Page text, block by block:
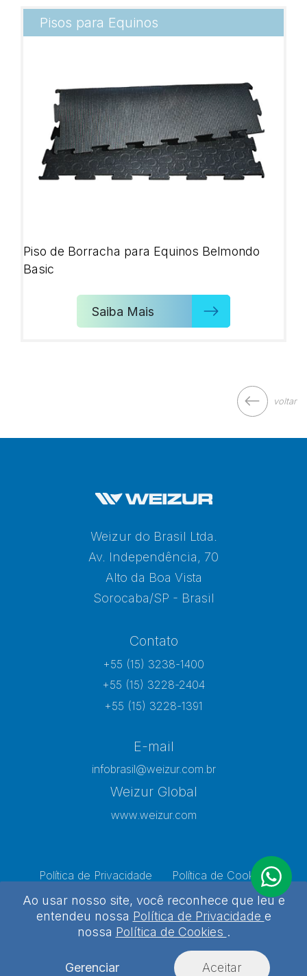
Pisos para Equinos
Piso de Borracha para Equinos Belmondo
Basic
Saiba Mais
voltar
Weizur do Brasil Ltda.
Av. Independência, 70
Alto da Boa Vista
Sorocaba/SP - Brasil
Contato
+55 (15) 3238-1400
+55 (15) 3228-2404
+55 (15) 3228-1391
E-mail
infobrasil@weizur.com.br
Weizur Global
www.weizur.com
Política de Privacidade
Política de Cookies
Preferências de Cookies
Weizur 2026 - Todos os direitos reservados
Ao usar nosso site, você reconhece que leu e
entendeu nossa Política de Privacidade e
nossa Política de Cookies .
Gerenciar Aceitar